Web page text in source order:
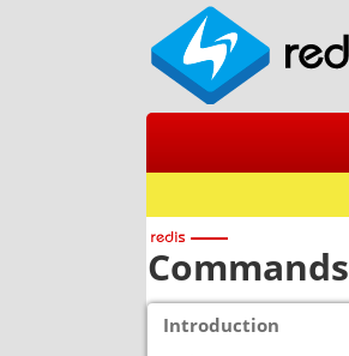
Commands
Introduction